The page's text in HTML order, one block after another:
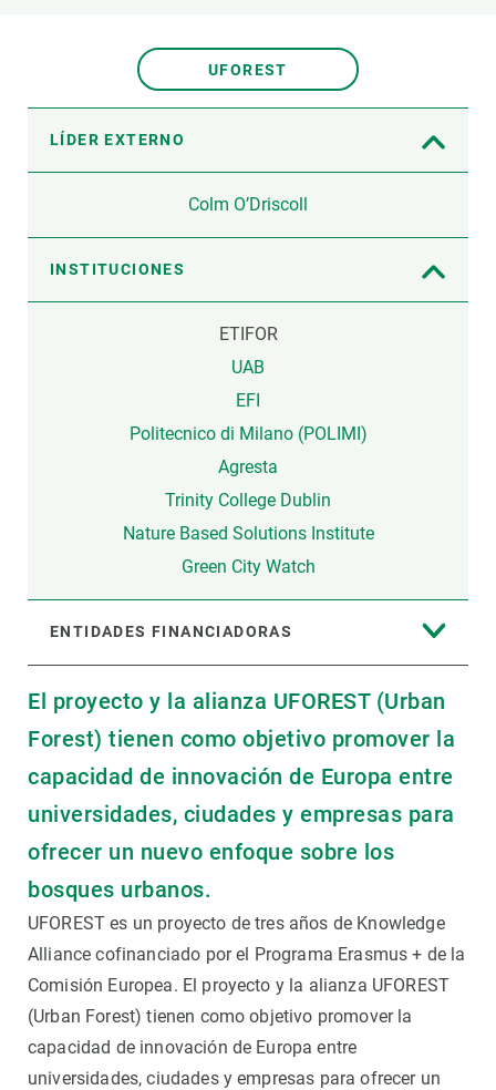
UFOREST
LÍDER EXTERNO
Colm O’Driscoll
INSTITUCIONES
ETIFOR
UAB
EFI
Politecnico di Milano (POLIMI)
Agresta
Trinity College Dublin
Nature Based Solutions Institute
Green City Watch
ENTIDADES FINANCIADORAS
El proyecto y la alianza UFOREST (Urban
Forest) tienen como objetivo promover la
capacidad de innovación de Europa entre
universidades, ciudades y empresas para
ofrecer un nuevo enfoque sobre los
bosques urbanos.
UFOREST es un proyecto de tres años de Knowledge
Alliance cofinanciado por el Programa Erasmus + de la
Comisión Europea. El proyecto y la alianza UFOREST
(Urban Forest) tienen como objetivo promover la
capacidad de innovación de Europa entre
universidades, ciudades y empresas para ofrecer un